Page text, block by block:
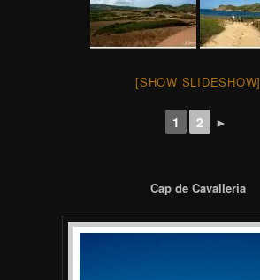
[SHOW SLIDESHOW]
1 2 ►
Cap de Cavalleria